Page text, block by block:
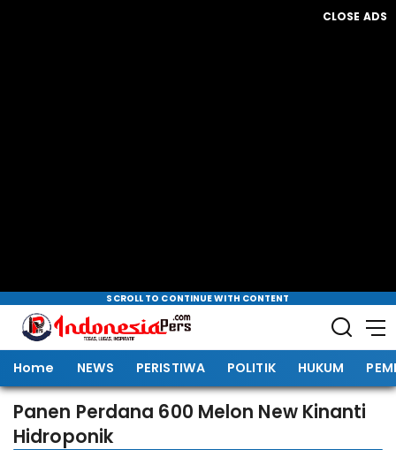
CLOSE ADS
SCROLL TO CONTINUE WITH CONTENT
Home NEWS PERISTIWA POLITIK HUKUM
Panen Perdana 600 Melon New Kinanti
Hidroponik